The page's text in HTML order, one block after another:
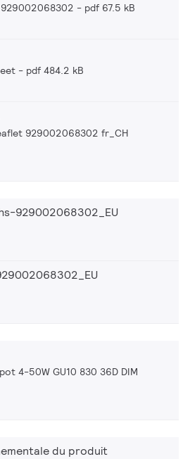
929002068302 pdf 67.5 kB
pdf 484.2 kB
929002068302 fr_CH
929002068302_EU
4-50W GU10 830 36D DIM
du produit